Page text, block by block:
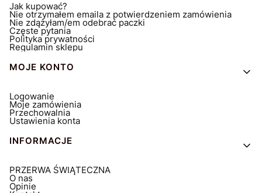
Jak kupować?
Nie otrzymałem emaila z potwierdzeniem zamówienia
Nie zdążyłam/em odebrać paczki
Częste pytania
Polityka prywatności
Regulamin sklepu
MOJE KONTO
Logowanie
Moje zamówienia
Przechowalnia
Ustawienia konta
INFORMACJE
PRZERWA ŚWIĄTECZNA
O nas
Opinie